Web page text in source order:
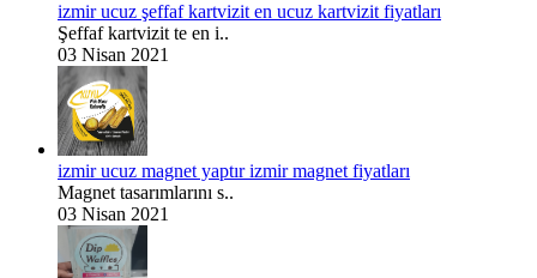
izmir ucuz şeffaf kartvizit en ucuz kartvizit fiyatları
Şeffaf kartvizit te en i..
03 Nisan 2021
izmir ucuz magnet yaptır izmir magnet fiyatları
Magnet tasarımlarını s..
03 Nisan 2021